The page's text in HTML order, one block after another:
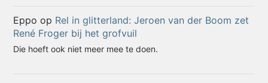
Eppo op Rel in glitterland: Jeroen van der Boom zet
René Froger bij het grofvuil
Die hoeft ook niet meer mee te doen.